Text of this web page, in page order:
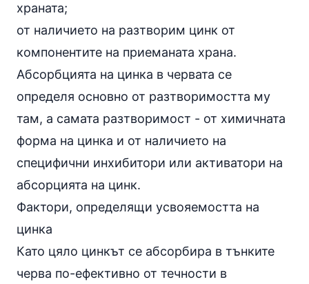
храната;
от наличието на разтворим цинк от
компонентите на приеманата храна.
Абсорбцията на цинка в червата се
определя основно от разтворимостта му
там, а самата разтворимост - от химичната
форма на цинка и от наличието на
специфични инхибитори или активатори на
абсорцията на цинк.
Фактори, определящи усвояемостта на
цинка
Като цяло цинкът се абсорбира в тънките
черва по-ефективно от течности в